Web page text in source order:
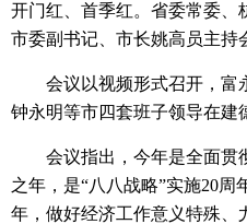
开门红、首季红。省委常委、
市委副书记、市长姚高员主持
会议以视频形式召开，富
钟永明等市四套班子领导在建
会议指出，今年是全面贯
之年，是“八八战略”实施20周
年，做好经济工作意义特殊、